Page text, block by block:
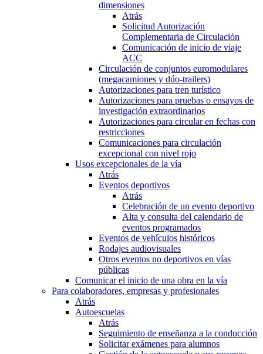
dimensiones
Atrás
Solicitud Autorización
Complementaria de Circulación
Comunicación de inicio de viaje
ACC
Circulación de conjuntos euromodulares
(megacamiones y dúo-trailers)
Autorizaciones para tren turístico
Autorizaciones para pruebas o ensayos de
investigación extraordinarios
Autorizaciones para circular en fechas con
restricciones
Comunicaciones para circulación
excepcional con nivel rojo
Usos excepcionales de la vía
Atrás
Eventos deportivos
Atrás
Celebración de un evento deportivo
Alta y consulta del calendario de
eventos programados
Eventos de vehículos históricos
Rodajes audiovisuales
Otros eventos no deportivos en vías
públicas
Comunicar el inicio de una obra en la vía
Para colaboradores, empresas y profesionales
Atrás
Autoescuelas
Atrás
Seguimiento de enseñanza a la conducción
Solicitar exámenes para alumnos